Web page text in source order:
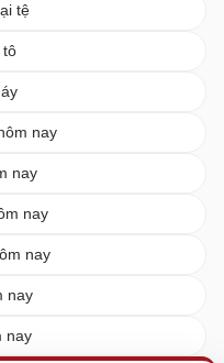
tệ
tô
nay
nay
nay
nay
nay
nay